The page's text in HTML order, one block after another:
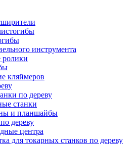
инструмента
кляймеров
по дереву
станки
и планшайбы
дереву
центра
для токарных станков по дереву